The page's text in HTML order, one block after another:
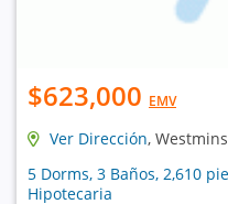
$623,000 EMV
Ver Dirección,
5 Dorms, 3 Baños, 2,610
Hipotecaria